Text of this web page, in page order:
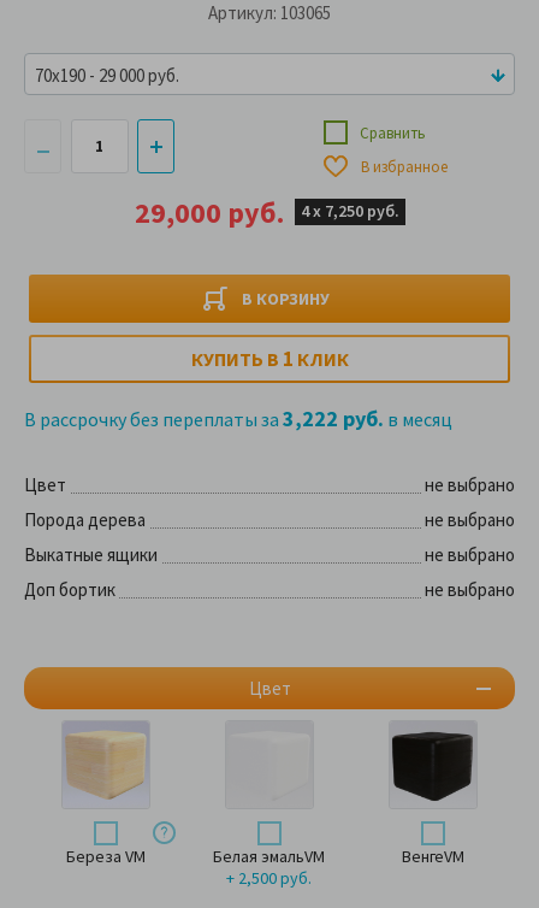
Артикул: 103065
29,000 руб. 4 х 7,250 руб.
В КОРЗИНУ
Сравнить
В избранное
КУПИТЬ В 1 КЛИК
В рассрочку без переплаты за 3,222 руб. в месяц
70x190 - 29 000 руб.
Цвет
не выбрано
Порода дерева
не выбрано
Выкатные ящики
не выбрано
Доп бортик
не выбрано
Цвет
Береза VM
Белая эмальVM
+ 2,500 руб.
ВенгеVM